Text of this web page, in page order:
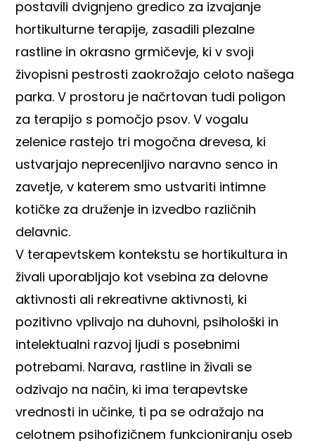
postavili dvignjeno gredico za izvajanje
hortikulturne terapije, zasadili plezalne
rastline in okrasno grmičevje, ki v svoji
živopisni pestrosti zaokrožajo celoto našega
parka. V prostoru je načrtovan tudi poligon
za terapijo s pomočjo psov. V vogalu
zelenice rastejo tri mogočna drevesa, ki
ustvarjajo neprecenljivo naravno senco in
zavetje, v katerem smo ustvariti intimne
kotičke za druženje in izvedbo različnih
delavnic.
V terapevtskem kontekstu se hortikultura in
živali uporabljajo kot vsebina za delovne
aktivnosti ali rekreativne aktivnosti, ki
pozitivno vplivajo na duhovni, psihološki in
intelektualni razvoj ljudi s posebnimi
potrebami. Narava, rastline in živali se
odzivajo na način, ki ima terapevtske
vrednosti in učinke, ti pa se odražajo na
celotnem psihofizičnem funkcioniranju oseb